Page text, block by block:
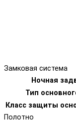
Замковая система
Ночная
Тип
Класс защиты
Полотно